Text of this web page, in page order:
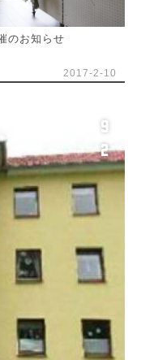
のお知らせ
2017-2-10
9
2